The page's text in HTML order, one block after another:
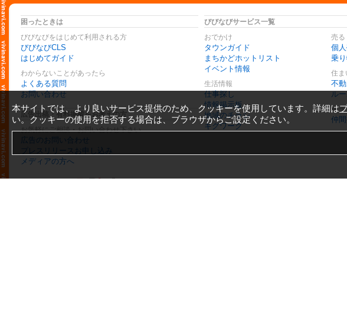
困ったときは
びびなびをはじめて利用される方
びびなびCLS
はじめてガイド
わからないことがあったら
よくある質問
お問い合わせ
広告出稿・有料掲載をお考えの方
お気軽にご相談・お問い合わせ下さい
広告のお問い合わせ
プレスリリースお申し込み
メディアの方へ
びびなびサービス一覧
おでかけ
タウンガイド
まちかどホットリスト
イベント情報
生活情報
仕事探し
情報掲示板
地域のチラシ
ギグワーク
売る
個
乗
住ま
不
ル
会う
仲
本サイトでは、より良いサービス提供のため、クッキーを使用しています。詳細は
い。クッキーの使用を拒否する場合は、ブラウザからご設定ください。